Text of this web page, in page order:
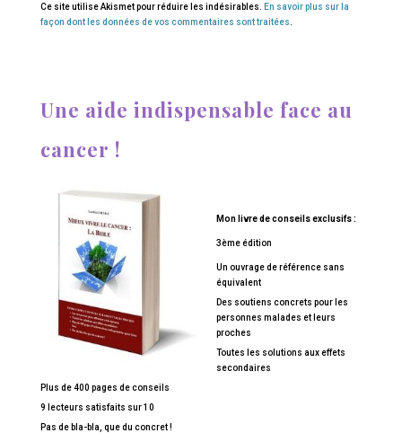
Ce site utilise Akismet pour réduire les indésirables.
En savoir plus sur la
façon dont les données de vos commentaires sont traitées
Une aide indispensable face au
cancer !
Mon livre de conseils exclusifs :
3ème édition
Un ouvrage de référence sans
équivalent
Des soutiens concrets pour les
personnes malades et leurs
proches
Toutes les solutions aux effets
secondaires
Plus de 400 pages de conseils
9 lecteurs satisfaits sur 10
Pas de bla-bla, que du concret !